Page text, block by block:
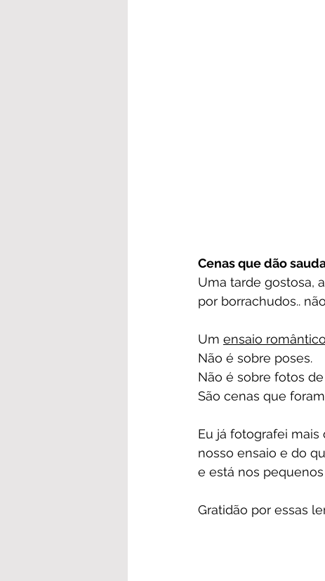
Cenas que dão
Uma tarde gostosa,
por borrachudos..
Um ensaio
Não é sobre poses.
Não é sobre fotos
São cenas que
Eu já fotografei
nosso ensaio e do
e está nos
Gratidão por essas